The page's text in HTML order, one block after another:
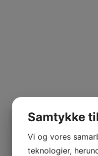
Samtykke
Vi og vores
teknologier,